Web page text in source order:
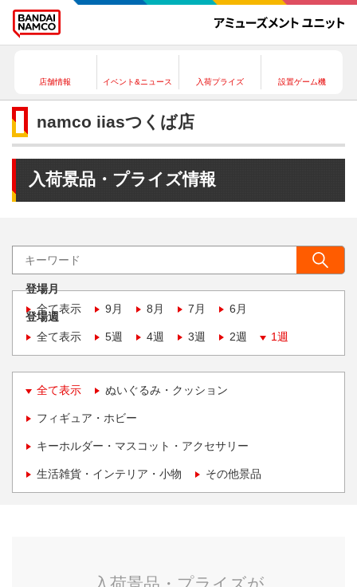
店舗情報 イベント&ニュース 入荷プライズ 設置ゲーム機
namco iiasつくば店
入荷景品・プライズ情報
登場月
全て表示
9月 8月 7月 6月
登場週
全て表示
5週 4週 3週 2週 1週
全て表示 ぬいぐるみ・クッション
フィギュア・ホビー
キーホルダー・マスコット・アクセサリー
生活雑貨・インテリア・小物 その他景品